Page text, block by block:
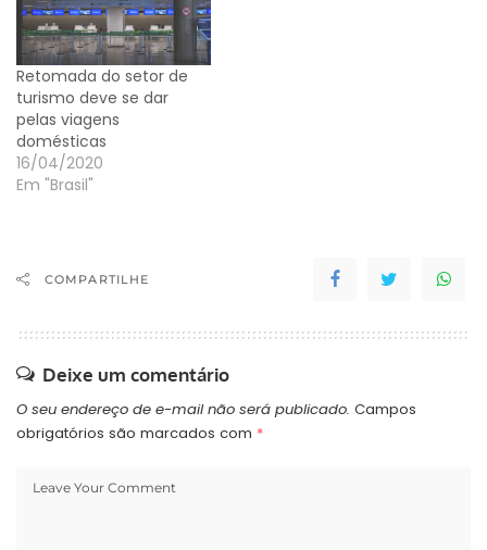
Retomada do setor de
turismo deve se dar
pelas viagens
domésticas
16/04/2020
Em "Brasil"
COMPARTILHE
Deixe um comentário
O seu endereço de e-mail não será publicado. Campos
obrigatórios são marcados com *